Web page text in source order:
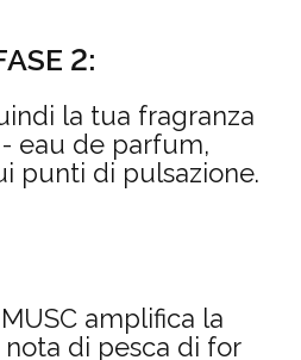
2:
la tua fragranza
eau de parfum,
punti di pulsazione.
amplifica la
di pesca di for